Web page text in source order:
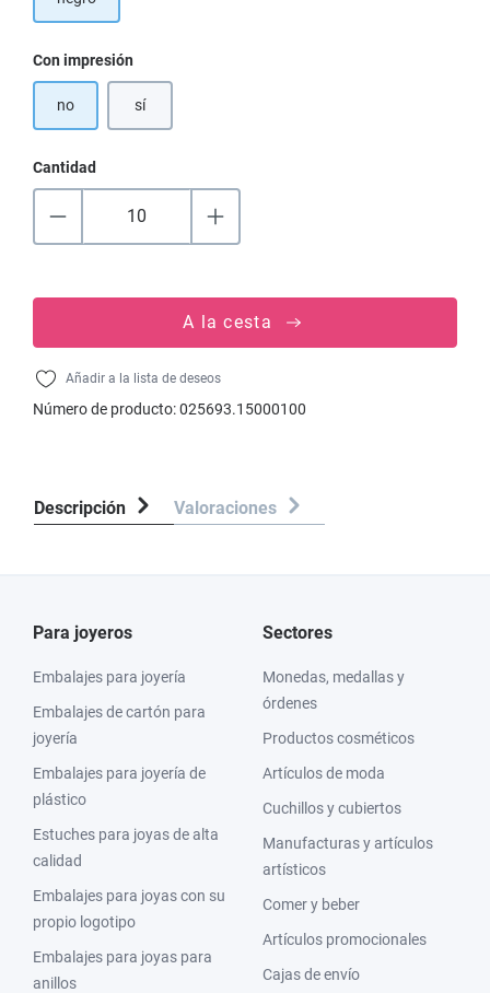
Seleccione
Con impresión
no sí
Cantidad
A la cesta
Añadir a la lista de deseos
Número de producto:025693.15000100
Descripción Valoraciones
Para joyeros
Embalajes para joyería
Embalajes de cartón para
joyería
Embalajes para joyería de
plástico
Estuches para joyas de alta
calidad
Embalajes para joyas con su
propio logotipo
Embalajes para joyas para
anillos
Sectores
Monedas, medallas y
órdenes
Productos cosméticos
Artículos de moda
Cuchillos y cubiertos
Manufacturas y artículos
artísticos
Comer y beber
Artículos promocionales
Cajas de envío